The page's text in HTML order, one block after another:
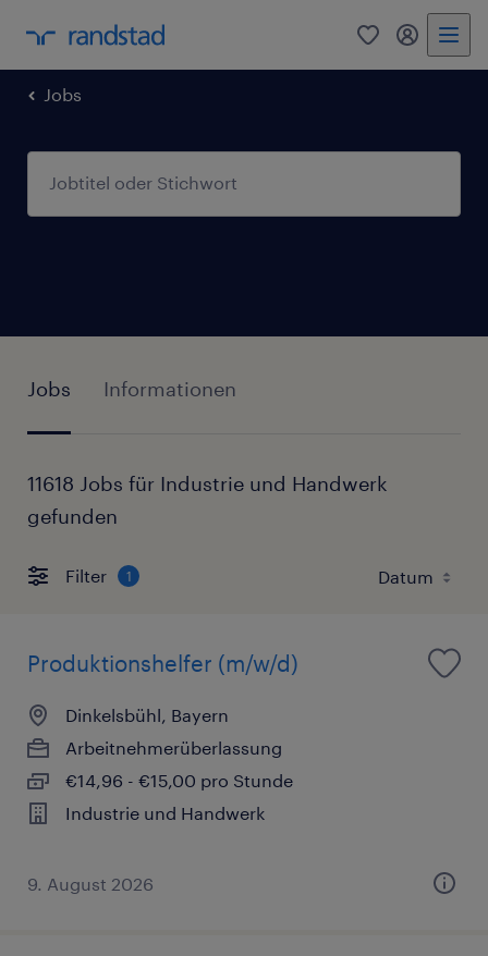
0 Mein
Jobs
Jobs Informationen
11618 Jobs für Industrie und Handwerk
gefunden
Filter 1
Produktionshelfer (m/w/d)
Dinkelsbühl, Bayern
Arbeitnehmerüberlassung
€14,96 - €15,00 pro Stunde
Industrie und Handwerk
9. August 2026